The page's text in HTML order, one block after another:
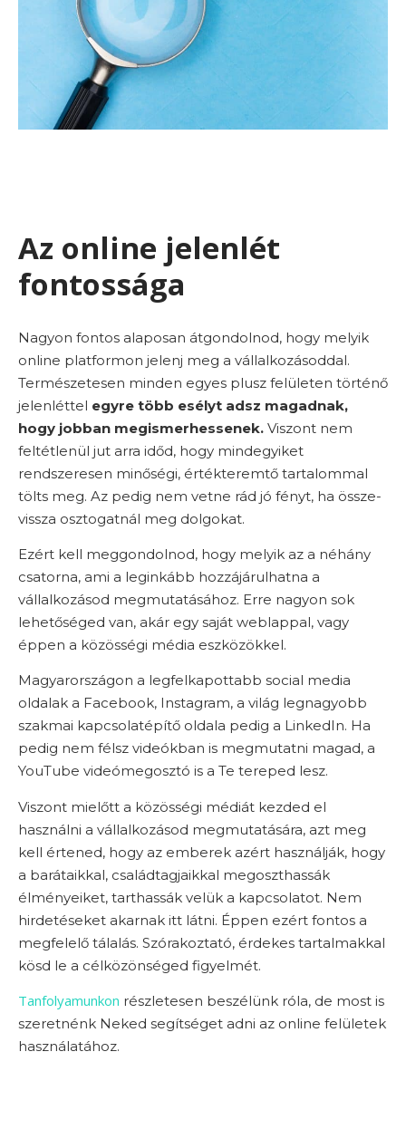
Az online jelenlét
fontossága
Nagyon fontos alaposan átgondolnod, hogy melyik
online platformon jelenj meg a vállalkozásoddal.
Természetesen minden egyes plusz felületen történő
jelenléttel egyre több esélyt adsz magadnak,
hogy jobban megismerhessenek. Viszont nem
feltétlenül jut arra időd, hogy mindegyiket
rendszeresen minőségi, értékteremtő tartalommal
tölts meg. Az pedig nem vetne rád jó fényt, ha össze-
vissza osztogatnál meg dolgokat.
Ezért kell meggondolnod, hogy melyik az a néhány
csatorna, ami a leginkább hozzájárulhatna a
vállalkozásod megmutatásához. Erre nagyon sok
lehetőséged van, akár egy saját weblappal, vagy
éppen a közösségi média eszközökkel.
Magyarországon a legfelkapottabb social media
oldalak a Facebook, Instagram, a világ legnagyobb
szakmai kapcsolatépítő oldala pedig a LinkedIn. Ha
pedig nem félsz videókban is megmutatni magad, a
YouTube videómegosztó is a Te tereped lesz.
Viszont mielőtt a közösségi médiát kezded el
használni a vállalkozásod megmutatására, azt meg
kell értened, hogy az emberek azért használják, hogy
a barátaikkal, családtagjaikkal megoszthassák
élményeiket, tarthassák velük a kapcsolatot. Nem
hirdetéseket akarnak itt látni. Éppen ezért fontos a
megfelelő tálalás. Szórakoztató, érdekes tartalmakkal
kösd le a célközönséged figyelmét.
Tanfolyamunkon részletesen beszélünk róla, de most is
szeretnénk Neked segítséget adni az online felületek
használatához.